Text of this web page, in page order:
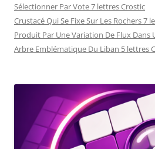
Sélectionner Par Vote 7 lettres Crostic
Crustacé Qui Se Fixe Sur Les Rochers 7
Produit Par Une Variation De Flux Dans
Arbre Emblématique Du Liban 5 lettres